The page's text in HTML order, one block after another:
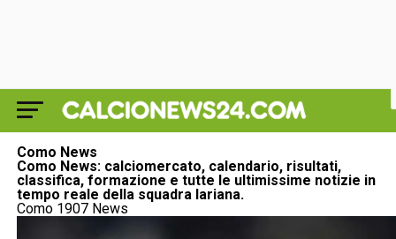
Como News
Como News: calciomercato, calendario, risultati,
classifica, formazione e tutte le ultimissime notizie in
tempo reale della squadra lariana.
Como 1907 News